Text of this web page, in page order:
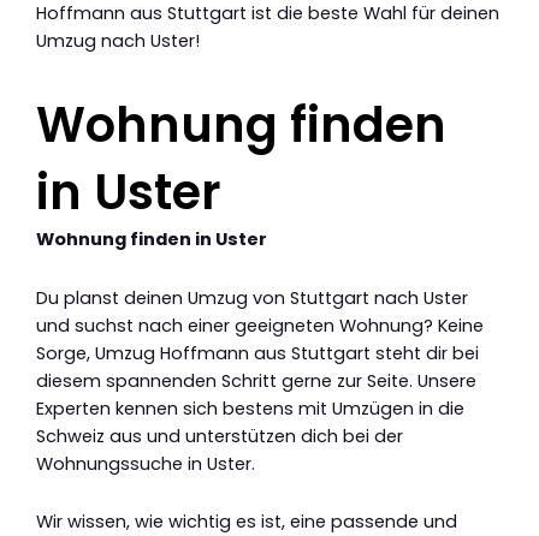
Hoffmann aus Stuttgart ist die beste Wahl für deinen
Umzug nach Uster!
Wohnung finden
in Uster
Wohnung finden in Uster
Du planst deinen Umzug von Stuttgart nach Uster
und suchst nach einer geeigneten Wohnung? Keine
Sorge, Umzug Hoffmann aus Stuttgart steht dir bei
diesem spannenden Schritt gerne zur Seite. Unsere
Experten kennen sich bestens mit Umzügen in die
Schweiz aus und unterstützen dich bei der
Wohnungssuche in Uster.
Wir wissen, wie wichtig es ist, eine passende und